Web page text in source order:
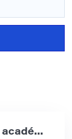
Conception de soutien académique